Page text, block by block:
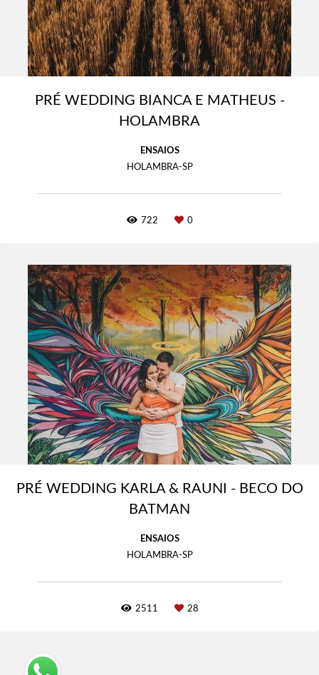
PRÉ WEDDING BIANCA E MATHEUS -
HOLAMBRA
ENSAIOS
HOLAMBRA-SP
722 0
PRÉ WEDDING KARLA & RAUNI - BECO DO
BATMAN
ENSAIOS
HOLAMBRA-SP
2511 28